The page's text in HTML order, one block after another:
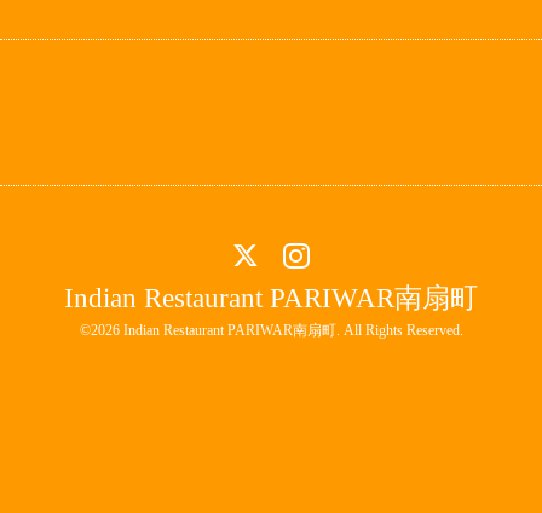
Indian Restaurant PARIWAR南扇町
©2026 Indian Restaurant PARIWAR南扇町. All Rights Reserved.